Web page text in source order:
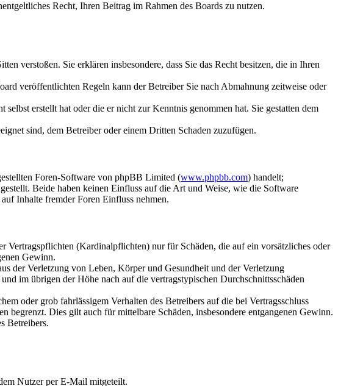
Recht, Ihren Beitrag im Rahmen des Boards zu nutzen.
verstoßen. Sie erklären insbesondere, dass Sie das Recht besitzen, die in Ihren
veröffentlichten Regeln kann der Betreiber Sie nach Abmahnung zeitweise oder
erstellt hat oder die er nicht zur Kenntnis genommen hat. Sie gestatten dem
sind, dem Betreiber oder einem Dritten Schaden zuzufügen.
Foren-Software von phpBB Limited (www.phpbb.com) handelt;
Beide haben keinen Einfluss auf die Art und Weise, wie die Software
Inhalte fremder Foren Einfluss nehmen.
(Kardinalpflichten) nur für Schäden, die auf ein vorsätzliches oder
Gewinn.
der Verletzung von Leben, Körper und Gesundheit und der Verletzung
im übrigen der Höhe nach auf die vertragstypischen Durchschnittsschäden
oder grob fahrlässigem Verhalten des Betreibers auf die bei Vertragsschluss
begrenzt. Dies gilt auch für mittelbare Schäden, insbesondere entgangenen Gewinn.
Betreibers.
Nutzer per E-Mail mitgeteilt.